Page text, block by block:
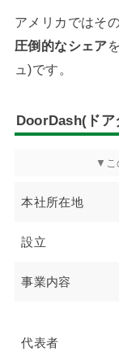
アメリカではそ
圧倒的なシェア
ュ)です。
DoorDash(ドア
本社所在地
設立
事業内容
代表者